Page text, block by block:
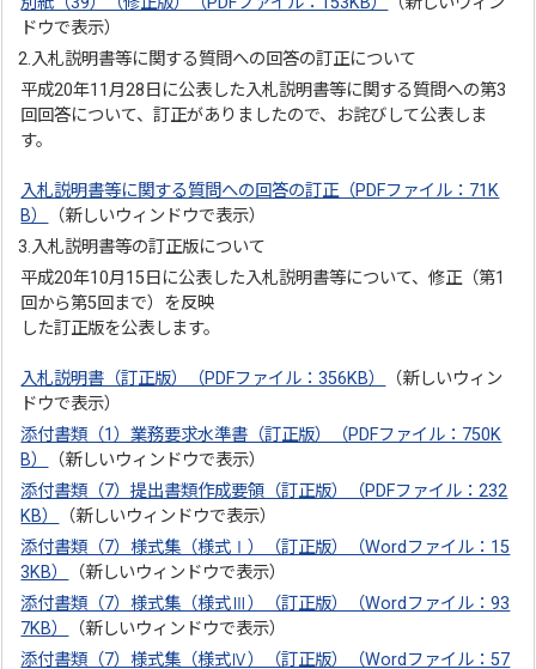
ドウで表示）
2.入札説明書等に関する質問への回答の訂正について
平成20年11月28日に公表した入札説明書等に関する質問への第3
回回答について、訂正がありましたので、お詫びして公表しま
す。
入札説明書等に関する質問への回答の訂正（PDFファイル：71K
B）
（新しいウィンドウで表示）
3.入札説明書等の訂正版について
平成20年10月15日に公表した入札説明書等について、修正（第1
回から第5回まで）を反映
した訂正版を公表します。
入札説明書（訂正版）（PDFファイル：356KB）
（新しいウィン
ドウで表示）
添付書類（1）業務要求水準書（訂正版）（PDFファイル：750K
B）
（新しいウィンドウで表示）
添付書類（7）提出書類作成要領（訂正版）（PDFファイル：232
KB）
（新しいウィンドウで表示）
添付書類（7）様式集（様式Ⅰ）（訂正版）（Wordファイル：15
3KB）
（新しいウィンドウで表示）
添付書類（7）様式集（様式Ⅲ）（訂正版）（Wordファイル：93
7KB）
（新しいウィンドウで表示）
添付書類（7）様式集（様式Ⅳ）（訂正版）（Wordファイル：57